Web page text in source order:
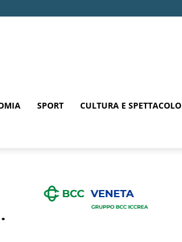
SPORT CULTURA E SPETTACOLO